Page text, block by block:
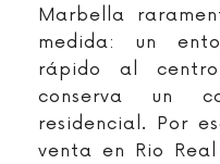
Marbella
medida: un
rápido al
conserva un
residencial. Por
venta en Rio